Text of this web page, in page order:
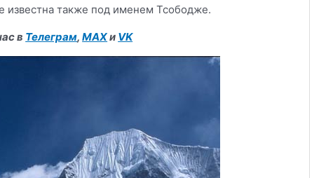
известна также под именем Тсободже.
в Телеграм,MAXи VK